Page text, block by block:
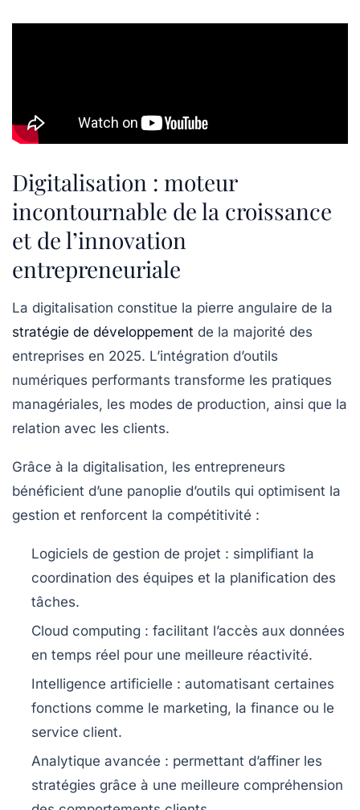
Digitalisation : moteur
incontournable de la croissance
et de l’innovation
entrepreneuriale
La digitalisation constitue la pierre angulaire de la
stratégie de développement de la majorité des
entreprises en 2025. L’intégration d’outils
numériques performants transforme les pratiques
managériales, les modes de production, ainsi que la
relation avec les clients.
Grâce à la digitalisation, les entrepreneurs
bénéficient d’une panoplie d’outils qui optimisent la
gestion et renforcent la compétitivité :
Logiciels de gestion de projet : simplifiant la
coordination des équipes et la planification des
tâches.
Cloud computing : facilitant l’accès aux données
en temps réel pour une meilleure réactivité.
Intelligence artificielle : automatisant certaines
fonctions comme le marketing, la finance ou le
service client.
Analytique avancée : permettant d’affiner les
stratégies grâce à une meilleure compréhension